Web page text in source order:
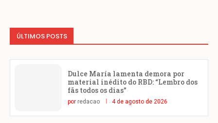
ÚLTIMOS POSTS
Dulce María lamenta demora por
material inédito do RBD: “Lembro dos
fãs todos os dias”
por redacao 4 de agosto de 2026